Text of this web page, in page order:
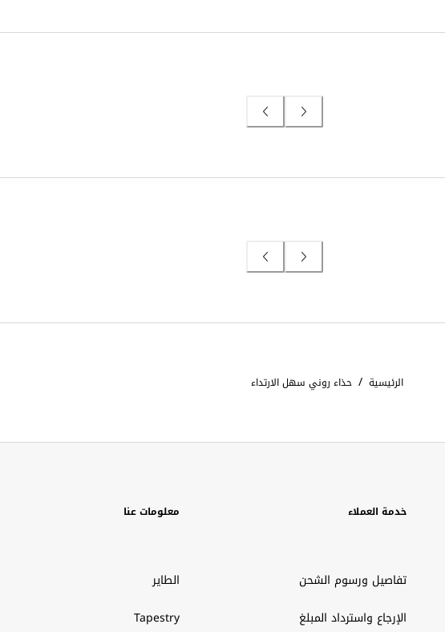
الرئيسية / حذاء روني سهل الارتداء
خدمة العملاء
تفاصيل ورسوم الشحن
الإرجاع واسترداد المبلغ
معلومات عنا
الطاير
Tapestry